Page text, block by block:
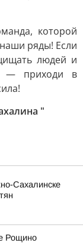
которой
ряды! Если
людей и
— приходи в
"
Сахалинске
Рощино